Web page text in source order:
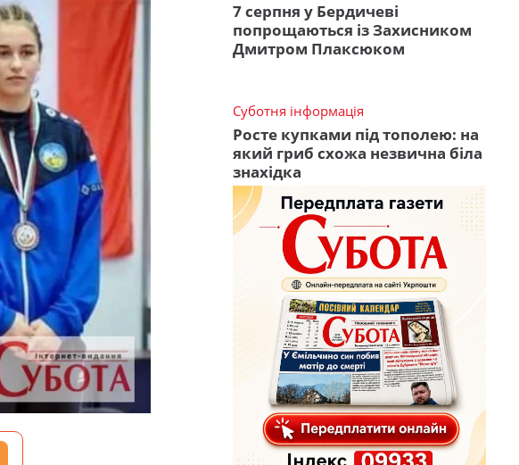
7 серпня у Бердичеві
попрощаються із Захисником
Дмитром Плаксюком
Суботня інформація
Росте купками під тополею: на
який гриб схожа незвична біла
знахідка